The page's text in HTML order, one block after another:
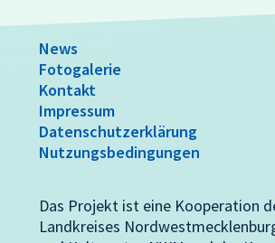
News
Fotogalerie
Kontakt
Impressum
Datenschutzerklärung
Nutzungsbedingungen
Das Projekt ist eine Kooperation
Landkreises